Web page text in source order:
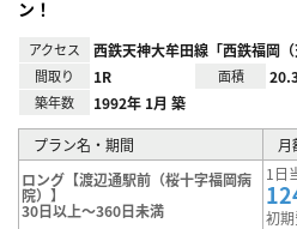
ン！
アクセス 西鉄天神大牟田線「西鉄福岡
間取り 1R 面積
築年数 1992年 1月 築
プラン名・期間
月
ロング【渡辺通駅前（桜十字福岡病
院）】
30日以上～360日未満
1日
初